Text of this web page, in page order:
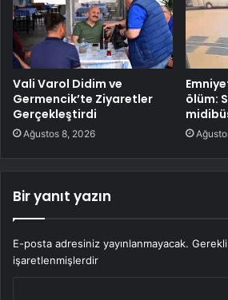
Vali Varol Didim ve
Germencik’te Ziyaretler
Gerçekleştirdi
Ağustos 8, 2026
ölüm:
Bir yanıt yazın
E-posta adresiniz yayınlanmayacak.
işaretlenmişlerdir